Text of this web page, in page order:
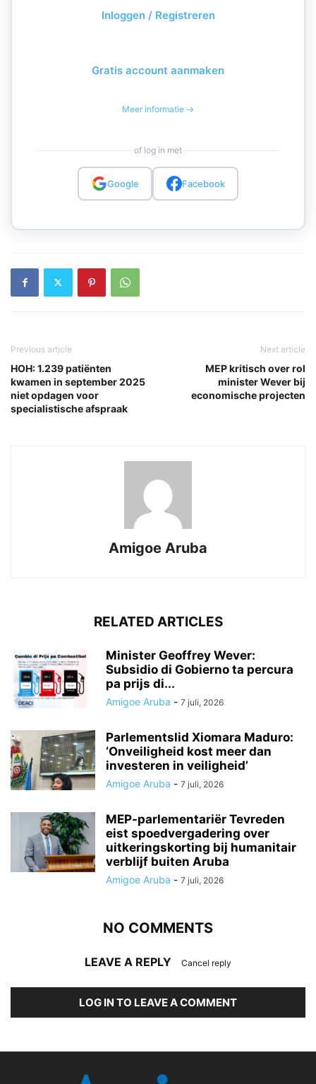
Inloggen / Registreren
Gratis account aanmaken
Meer informatie →
of log in met
Google Facebook
Previous article
HOH: 1.239 patiënten
kwamen in september 2025
niet opdagen voor
specialistische afspraak
Next article
MEP kritisch over rol
minister Wever bij
economische projecten
Amigoe Aruba
RELATED ARTICLES
Minister Geoffrey Wever:
Subsidio di Gobierno ta percura
pa prijs di...
Amigoe Aruba - 7 juli, 2026
Parlementslid Xiomara Maduro:
‘Onveiligheid kost meer dan
investeren in veiligheid’
Amigoe Aruba - 7 juli, 2026
MEP-parlementariër Tevreden
eist spoedvergadering over
uitkeringskorting bij humanitair
verblijf buiten Aruba
Amigoe Aruba - 7 juli, 2026
NO COMMENTS
LEAVE A REPLY Cancel reply
LOG IN TO LEAVE A COMMENT